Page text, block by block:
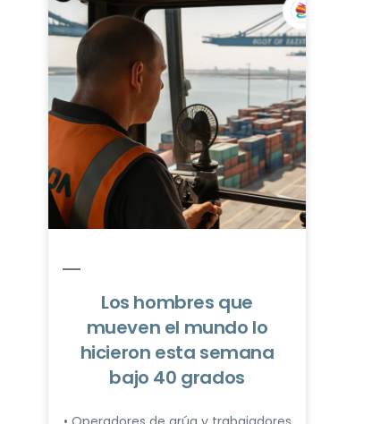
Los hombres que
mueven el mundo lo
hicieron esta semana
bajo 40 grados